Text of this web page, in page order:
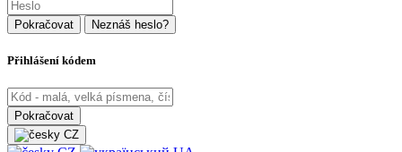
Přihlášení kódem
CZ